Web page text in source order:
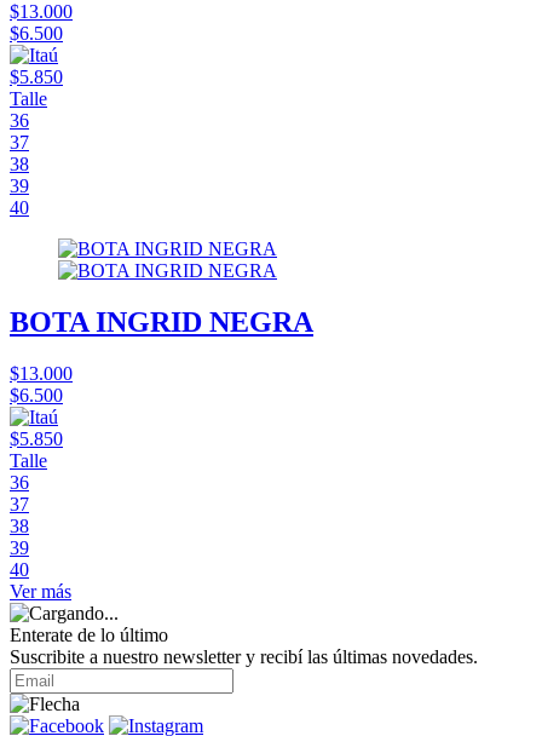
$13.000
$6.500
$5.850
Talle
36
37
38
39
40
BOTA INGRID NEGRA
$13.000
$6.500
$5.850
Talle
36
37
38
39
40
Ver más
Enterate de lo último
Suscribite a nuestro newsletter y recibí las últimas novedades.